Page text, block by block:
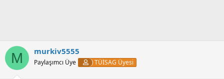
M murkiv5555
Paylaşımcı Üye TÜİSAG Üyesi